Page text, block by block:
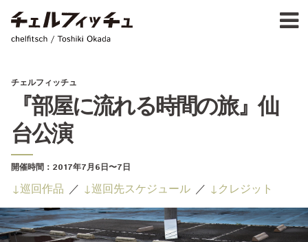
chelfitsch / toshiki okada
Ja
チェルフィッチュ
『部屋に流れる時間の旅』仙
台公演
開催時間： 2017年7月6日〜7日
巡回作品 巡回先スケジュール クレジット